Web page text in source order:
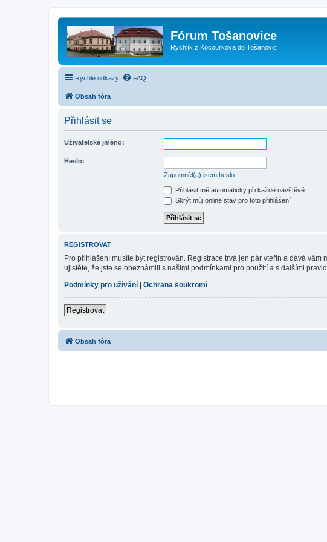
Fórum Tošanovice
Rychlík z Kocourkova do Tošanovic
Rychlé odkazy FAQ
Obsah fóra
Přihlásit se
Uživatelské jméno:
Heslo:
Zapomněl(a) jsem heslo
Přihlásit mě automaticky při každé návštěvě
Skrýt můj online stav pro toto přihlášení
REGISTROVAT
Pro přihlášení musíte být registrován. Registrace trvá jen pár vteřin a dává
ujistěte, že jste se obeznámili s našimi podmínkami pro použití a s dalšími
Podmínky pro užívání
Ochrana soukromí
Registrovat
Obsah fóra